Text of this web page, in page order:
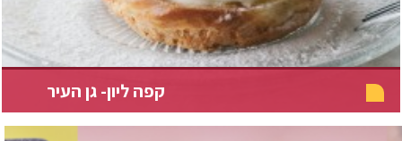
קפה ליון- גן העיר